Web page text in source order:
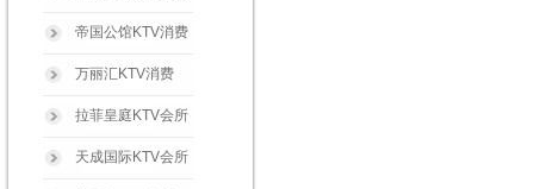
帝国公馆KTV消费
万丽汇KTV消费
拉菲皇庭KTV会所
天成国际KTV会所